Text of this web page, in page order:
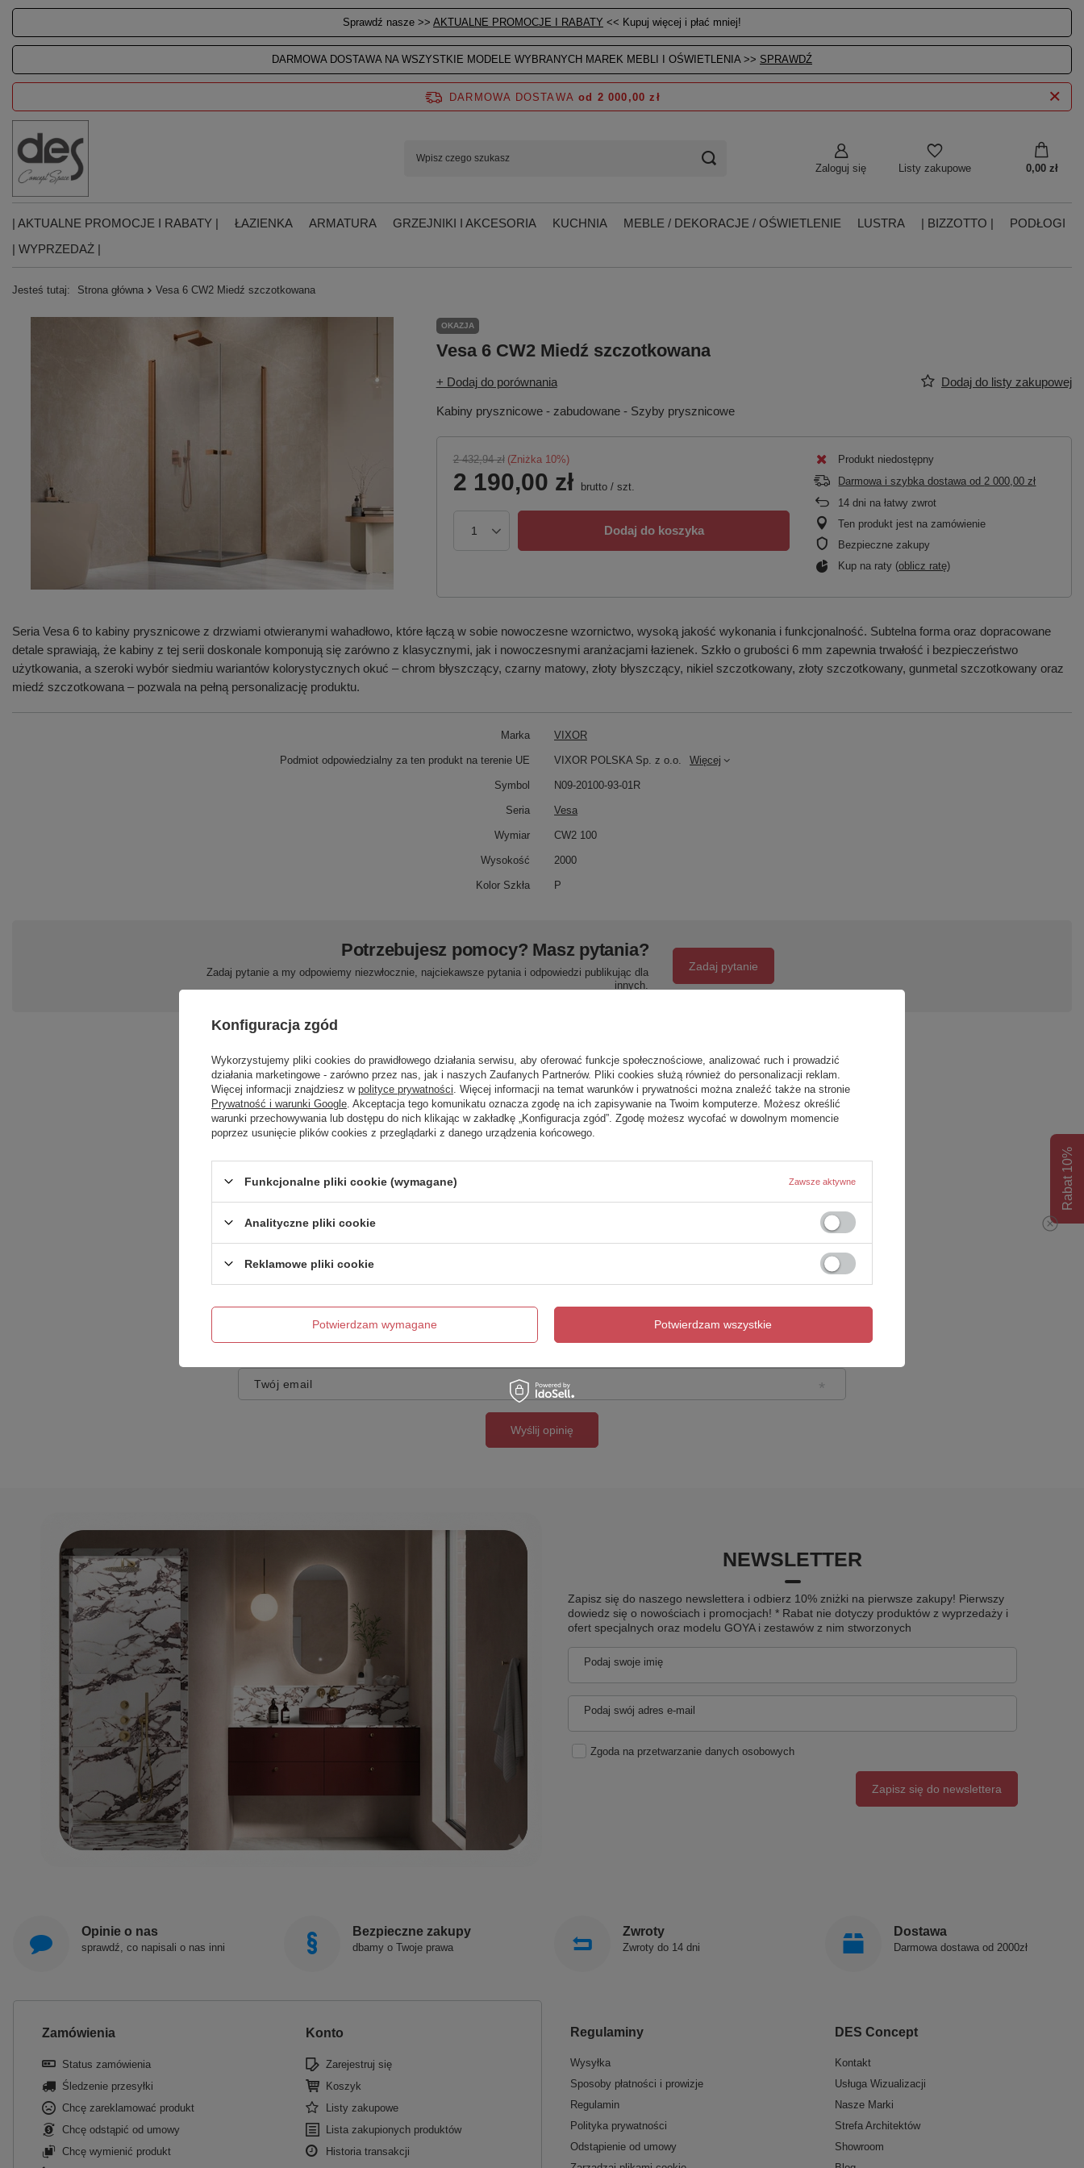
Sprawdź nasze >> AKTUALNE PROMOCJE I RABATY << Kupuj więcej i płać mniej!
DARMOWA DOSTAWA NA WSZYSTKIE MODELE WYBRANYCH MAREK MEBLI I OŚWIETLENIA >> SPRAWDŹ
Zaloguj się Listy zakupowe 0,00 zł
DARMOWA DOSTAWA od 2 000,00 zł
| AKTUALNE PROMOCJE I RABATY | ŁAZIENKA ARMATURA GRZEJNIKI I AKCESORIA KUCHNIA MEBLE / DEKORACJE / OŚWIETLENIE LUSTRA | BIZZOTTO |
PODŁOGI
| WYPRZEDAŻ |
Jesteś tutaj: Strona główna Vesa 6 CW2 Miedź szczotkowana
OKAZJA
Vesa 6 CW2 Miedź szczotkowana
+ Dodaj do porównania Dodaj do listy zakupowej
Kabiny prysznicowe - zabudowane - Szyby prysznicowe
2 432,94 zł (Zniżka 10%)
2 190,00 zł brutto/ szt.
Dodaj do koszyka
Produkt niedostępny
Darmowa i szybka dostawa od 2 000,00 zł
14 dni na łatwy zwrot
Ten produkt jest na zamówienie
Bezpieczne zakupy
Kup na raty (oblicz ratę)
Seria Vesa 6 to kabiny prysznicowe z drzwiami otwieranymi wahadłowo, które łączą w sobie nowoczesne wzornictwo, wysoką jakość wykonania i funkcjonalność. Subtelna forma oraz dopracowane
detale sprawiają, że kabiny z tej serii doskonale komponują się zarówno z klasycznymi, jak i nowoczesnymi aranżacjami łazienek. Szkło o grubości 6 mm zapewnia trwałość i bezpieczeństwo
użytkowania, a szeroki wybór siedmiu wariantów kolorystycznych okuć – chrom błyszczący, czarny matowy, złoty błyszczący, nikiel szczotkowany, złoty szczotkowany, gunmetal szczotkowany oraz
miedź szczotkowana – pozwala na pełną personalizację produktu.
Marka VIXOR
Podmiot odpowiedzialny za ten produkt na terenie UE VIXOR POLSKA Sp. z o.o. Więcej
Symbol N09-20100-93-01R
Seria Vesa
Wymiar CW2 100
Wysokość 2000
Kolor Szkła P
Potrzebujesz pomocy? Masz pytania?
Zadaj pytanie a my odpowiemy niezwłocznie, najciekawsze pytania i odpowiedzi publikując dla
innych.
Zadaj pytanie
Napisz swoją opinię
Twoja ocena:
5/5
Treść twojej opinii
Dodaj własne zdjęcie produktu:
Twoje imię
Twój email
Wyślij opinię
NEWSLETTER
Zapisz się do naszego newslettera i odbierz 10% zniżki na pierwsze zakupy! Pierwszy
dowiedz się o nowościach i promocjach! * Rabat nie dotyczy produktów z wyprzedaży i
ofert specjalnych oraz modelu GOYA i zestawów z nim stworzonych
Podaj swoje imię
Podaj swój adres e-mail
Zgoda na przetwarzanie danych osobowych
Zapisz się do newslettera
Opinie o nas
sprawdź, co napisali o nas inni
Bezpieczne zakupy
dbamy o Twoje prawa
Zwroty
Zwroty do 14 dni
Dostawa
Darmowa dostawa od 2000zł
Zamówienia
Status zamówienia
Śledzenie przesyłki
Chcę zareklamować produkt
Chcę odstąpić od umowy
Chcę wymienić produkt
Konto
Zarejestruj się
Koszyk
Listy zakupowe
Lista zakupionych produktów
Historia transakcji
Regulaminy
Wysyłka
Sposoby płatności i prowizje
Regulamin
Polityka prywatności
Odstąpienie od umowy
DES Concept
Kontakt
Usługa Wizualizacji
Nasze Marki
Strefa Architektów
Showroom
Rabat 10%
Konfiguracja zgód
Wykorzystujemy pliki cookies do prawidłowego działania serwisu, aby oferować funkcje społecznościowe, analizować ruch i prowadzić
działania marketingowe - zarówno przez nas, jak i naszych Zaufanych Partnerów. Pliki cookies służą również do personalizacji reklam.
Więcej informacji znajdziesz w polityce prywatności . Więcej informacji na temat warunków i prywatności można znaleźć także na stronie
Prywatność i warunki Google . Akceptacja tego komunikatu oznacza zgodę na ich zapisywanie na Twoim komputerze. Możesz określić
warunki przechowywania lub dostępu do nich klikając w zakładkę „Konfiguracja zgód”. Zgodę możesz wycofać w dowolnym momencie
poprzez usunięcie plików cookies z przeglądarki z danego urządzenia końcowego.
Funkcjonalne pliki cookie (wymagane) Zawsze aktywne
Analityczne pliki cookie
Reklamowe pliki cookie
Potwierdzam wymagane Potwierdzam wszystkie